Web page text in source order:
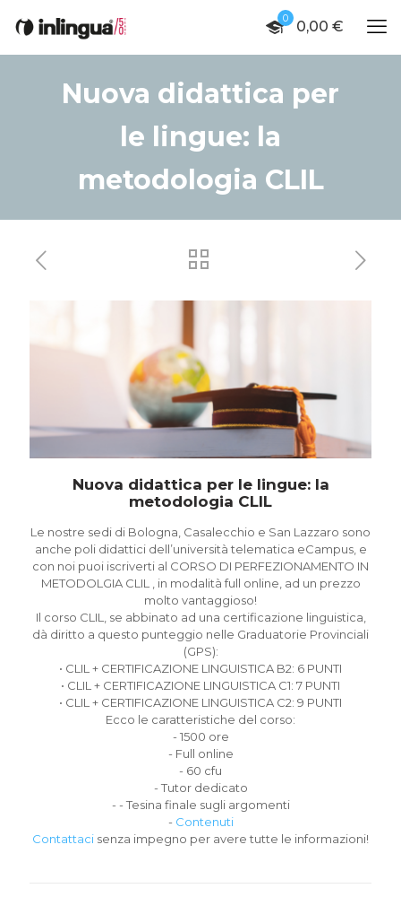
0 0,00 €
Nuova didattica per
le lingue: la
metodologia CLIL
Nuova didattica per le lingue: la
metodologia CLIL
Le nostre sedi di Bologna, Casalecchio e San Lazzaro sono
anche poli didattici dell’università telematica eCampus, e
con noi puoi iscriverti al CORSO DI PERFEZIONAMENTO IN
METODOLGIA CLIL , in modalità full online, ad un prezzo
molto vantaggioso!
Il corso CLIL, se abbinato ad una certificazione linguistica,
dà diritto a questo punteggio nelle Graduatorie Provinciali
(GPS):
• CLIL + CERTIFICAZIONE LINGUISTICA B2: 6 PUNTI
• CLIL + CERTIFICAZIONE LINGUISTICA C1: 7 PUNTI
• CLIL + CERTIFICAZIONE LINGUISTICA C2: 9 PUNTI
Ecco le caratteristiche del corso:
- 1500 ore
- Full online
- 60 cfu
- Tutor dedicato
- - Tesina finale sugli argomenti
- Contenuti
Contattaci senza impegno per avere tutte le informazioni!